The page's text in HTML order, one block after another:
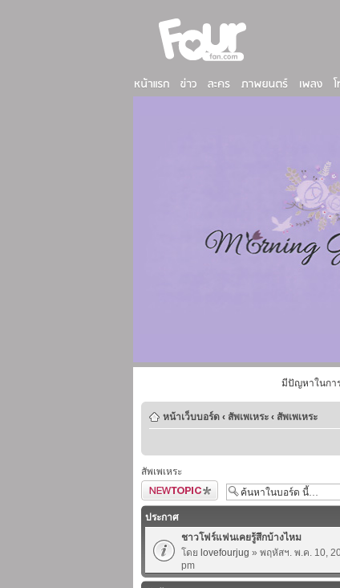
มีปัญหาในกา
หน้าเว็บบอร์ด ‹ สัพเพเหระ ‹ สัพเพเหระ
สัพเพเหระ
ตั้งกระทู้ใหม่
ประกาศ
ชาวโฟร์แฟนเคยรู้สึกบ้างไหม
โดย lovefourjug » พฤหัสฯ. พ.ค. 10,
pm